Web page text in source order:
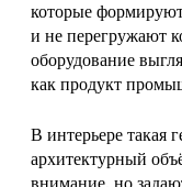
которые
и не перегружают
оборудование
как продукт
В интерьере такая
архитектурный
внимание, но